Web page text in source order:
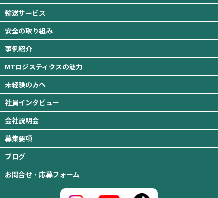
輸送サービス
安全の取り組み
事例紹介
MTロジスティクスの魅力
未経験の方へ
社員インタビュー
会社説明会
募集要項
ブログ
お問合せ・応募フォーム